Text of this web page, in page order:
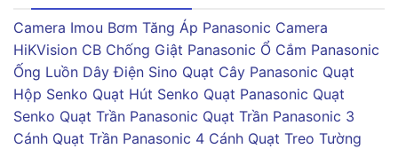
Camera Imou Bơm Tăng Áp Panasonic Camera
HiKVision CB Chống Giật Panasonic Ổ Cắm Panasonic
Ống Luồn Dây Điện Sino Quạt Cây Panasonic Quạt
Hộp Senko Quạt Hút Senko Quạt Panasonic Quạt
Senko Quạt Trần Panasonic Quạt Trần Panasonic 3
Cánh Quạt Trần Panasonic 4 Cánh Quạt Treo Tường